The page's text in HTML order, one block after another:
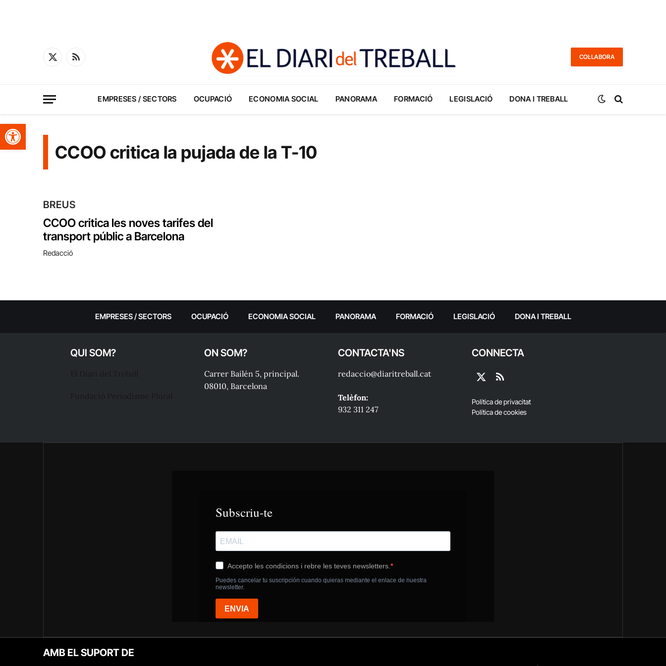
Obre la barra d'eines
X
RSS
COL·LABORA
EMPRESES / SECTORS OCUPACIÓ ECONOMIA SOCIAL PANORAMA FORMACIÓ LEGISLACIÓ DONA I TREBALL
CCOO critica la pujada de la T-10
BREUS
CCOO critica les noves tarifes del
transport públic a Barcelona
Redacció
EMPRESES / SECTORS OCUPACIÓ ECONOMIA SOCIAL PANORAMA FORMACIÓ LEGISLACIÓ DONA I TREBALL
QUI SOM? ON SOM?
Carrer Bailén 5, principal.
08010, Barcelona
CONTACTA'NS
redaccio@diaritreball.cat
Telèfon:
932 311 247
CONNECTA
X
RSS
Política de privacitat
Política de cookies
AMB EL SUPORT DE